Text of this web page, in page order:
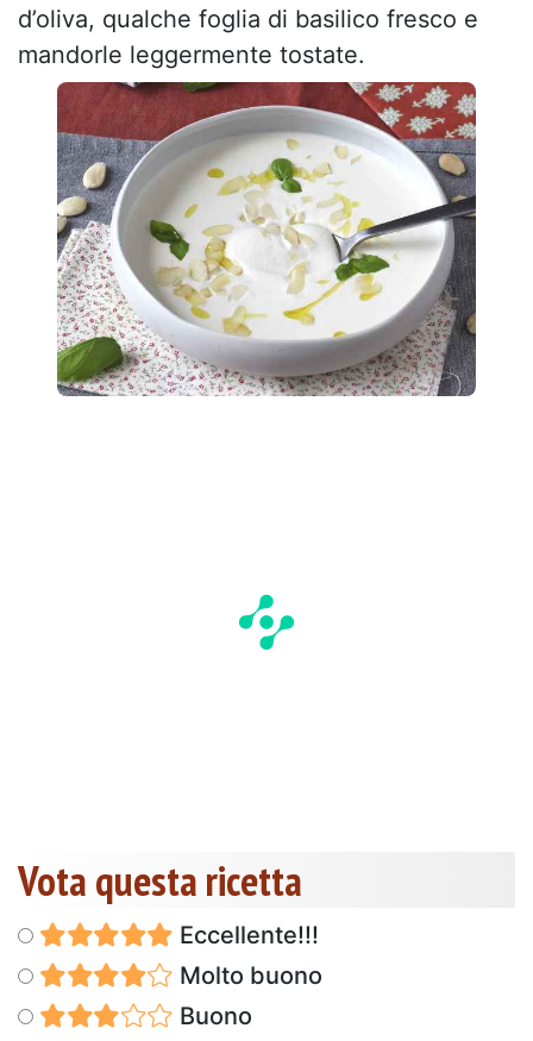
d’oliva, qualche foglia di basilico fresco e
mandorle leggermente tostate.
Vota questa ricetta
Eccellente!!!
Molto buono
Buono